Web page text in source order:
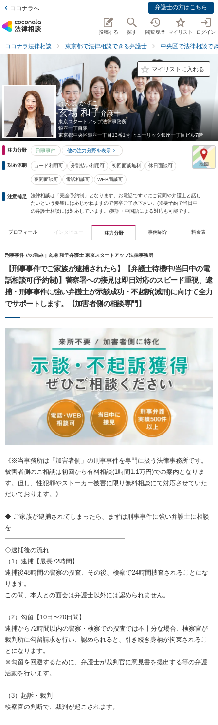
ココナラへ 弁護士の方はこちら
投稿する 探す 閲覧履歴 マイリスト ログイン
ココナラ法律相談 東京都で法律相談できる弁護士 中央区で法律相談で
マイリストに入れる
げんば かずこ
玄場 和子弁護士
東京スタートアップ法律事務所
銀座一丁目駅
東京都中央区銀座一丁目13番1号 ヒューリック銀座一丁目ビル7階
注力分野 刑事事件 他の注力分野を表示
対応体制 カード利用可 分割払い利用可 初回面談無料 休日面談可
夜間面談可 電話相談可 WEB面談可
注意補足
法律相談は「完全予約制」となります。お電話ですぐにご質問や弁護士と話し
たいという要望には応じかねますので何卒ご了承下さい。(※要予約で当日中
の弁護士相談には対応しています。)英語・中国語による対応も可能です。
プロフィール インタビュー 注力分野 事例紹介 料金表
刑事事件での強み | 玄場 和子弁護士 東京スタートアップ法律事務所
【刑事事件でご家族が逮捕されたら】【弁護士待機中/当日中の電
話相談可(予約制)】警察署への接見は即日対応のスピード重視、逮
捕・刑事事件に強い弁護士が示談成功・不起訴(減刑)に向けて全力
でサポートします。【加害者側の相談専門】
《※当事務所は「加害者側」の刑事事件を専門に扱う法律事務所です。
被害者側のご相談は初回から有料相談(1時間1.1万円)での案内となりま
す。但し、性犯罪やストーカー被害に限り無料相談にて対応させていた
だいております。》
◆ ご家族が逮捕されてしまったら、まずは刑事事件に強い弁護士に相談
を
━━━━━━━━━━━━━━━━━━━
◇逮捕後の流れ
（1）逮捕【最長72時間】
逮捕後48時間の警察の捜査、その後、検察で24時間捜査されることにな
ります。
この間、本人との面会は弁護士以外には認められません。
（2）勾留【10日〜20日間】
逮捕から72時間以内の警察・検察での捜査では不十分な場合、検察官が
裁判所に勾留請求を行い、認められると、引き続き身柄が拘束されるこ
とになります。
※勾留を回避するために、弁護士が裁判官に意見書を提出する等の弁護
活動を行います。
（3）起訴・裁判
検察官の判断で、裁判が起こされます。